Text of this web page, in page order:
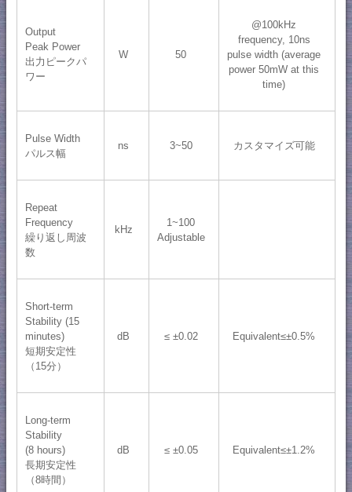
Output
Peak Power
出力ピークパ
ワー
W 50
@100kHz
frequency, 10ns
pulse width (average
power 50mW at this
time)
Pulse Width
パルス幅
ns 3~50 カスタマイズ可能
Repeat
Frequency
繰り返し周波
数
kHz
1~100
Adjustable
Short-term
Stability (15
minutes)
短期安定性
（15分）
dB ≤ ±0.02 Equivalent≤±0.5%
Long-term
Stability
(8 hours)
長期安定性
（8時間）
dB ≤ ±0.05 Equivalent≤±1.2%